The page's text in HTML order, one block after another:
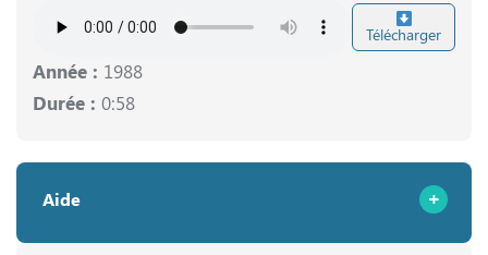
Télécharger
Année : 1988
Durée : 0:58
Aide